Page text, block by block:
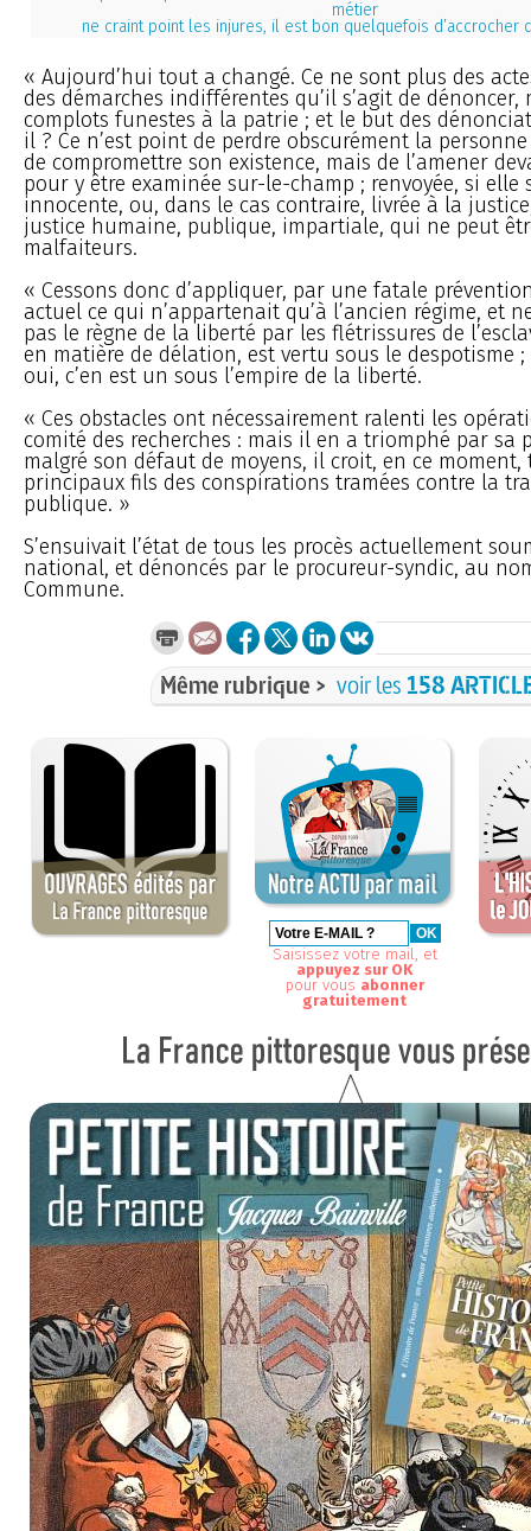
métier
ne craint point les injures, il est bon quelquefois d’accrocher
« Aujourd’hui tout a changé. Ce ne sont plus des
des démarches indifférentes qu’il s’agit de dénoncer,
complots funestes à la patrie ; et le but des
il ? Ce n’est point de perdre obscurément la
de compromettre son existence, mais de l’amener
pour y être examinée sur-le-champ ; renvoyée, si elle
innocente, ou, dans le cas contraire, livrée à la
justice humaine, publique, impartiale, qui ne peut
malfaiteurs.
« Cessons donc d’appliquer, par une fatale
actuel ce qui n’appartenait qu’à l’ancien régime, et
pas le règne de la liberté par les flétrissures de
en matière de délation, est vertu sous le despotisme ;
oui, c’en est un sous l’empire de la liberté.
« Ces obstacles ont nécessairement ralenti les
comité des recherches : mais il en a triomphé par sa
malgré son défaut de moyens, il croit, en ce moment,
principaux fils des conspirations tramées contre la
publique. »
S’ensuivait l’état de tous les procès actuellement
national, et dénoncés par le procureur-syndic, au
Commune.
Même rubrique > voir les 158
Saisissez votre mail, et
appuyez sur OK
pour vous abonner
gratuitement